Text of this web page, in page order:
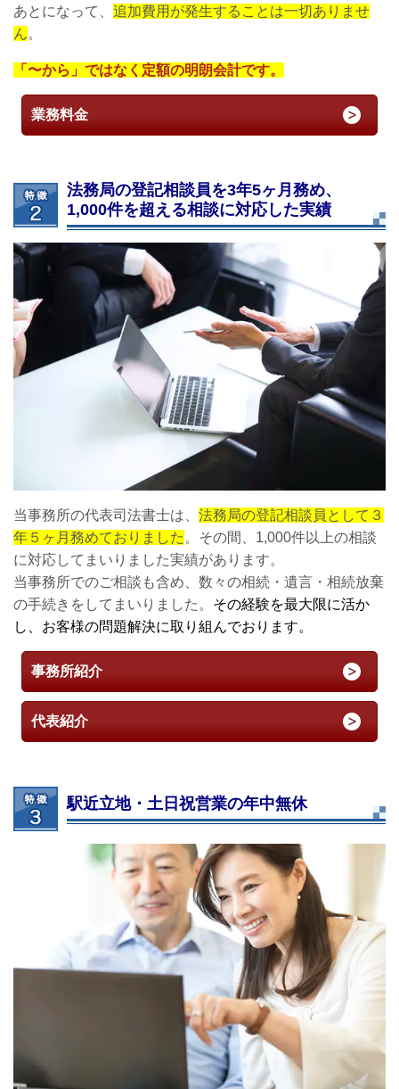
あとになって、 追加費用が発生することは一切ありませ
ん。
「〜から」ではなく定額の明朗会計です。
業務料金
法務局の登記相談員を3年5ヶ月務め、
1,000件を超える相談に対応した実績
当事務所の代表司法書士は、 法務局の登記相談員として３
年５ヶ月務めておりました。その間、1,000件以上の相談
に対応してまいりました実績があります。
当事務所でのご相談も含め、数々の相続・遺言・相続放棄
の手続きをしてまいりました。 その経験を最大限に活か
し、お客様の問題解決に取り組んでおります。
事務所紹介
代表紹介
駅近立地・土日祝営業の年中無休